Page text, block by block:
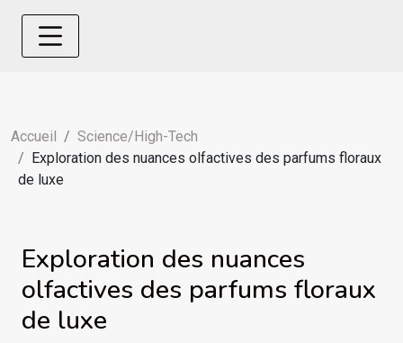
Accueil
Science/High-Tech
Exploration des nuances olfactives des parfums floraux
de luxe
Exploration des nuances
olfactives des parfums floraux
de luxe